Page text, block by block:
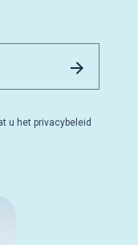
u het privacybeleid